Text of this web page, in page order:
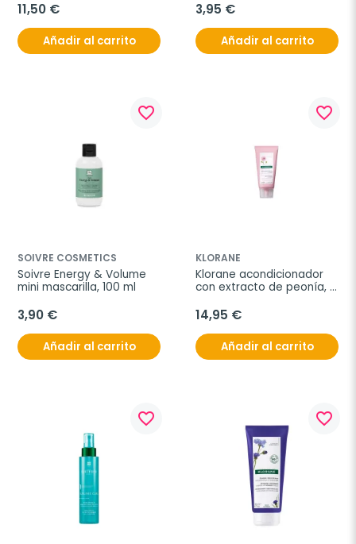
100 ml
11,50 €
Añadir al carrito
3,95 €
Añadir al carrito
favorite_border
SOIVRE COSMETICS
Soivre Energy & Volume
mini mascarilla, 100 ml
3,90 €
Añadir al carrito
favorite_border
KLORANE
Klorane acondicionador
con extracto de peonía,
14,95 €
Añadir al carrito
favorite_border favorite_border